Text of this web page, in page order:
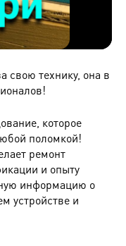
свою технику, она в
которое
поломкой!
ремонт
и опыту
информацию о
устройстве и